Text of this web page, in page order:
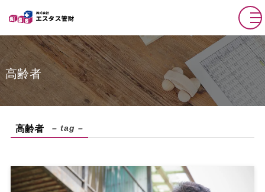
高齢者
高齢者 – tag –